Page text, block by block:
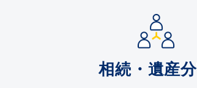
相続・遺産